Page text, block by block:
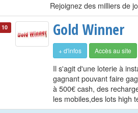
Rejoignez des milliers de
10 Gold Winner
+ d'infos Accès au site
Il s'agit d'une loterie à
gagnant pouvant faire
à 500€ cash, des
les mobiles,des lots high